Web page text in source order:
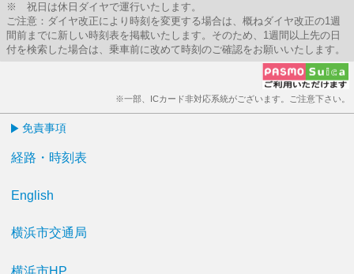
※ 祝日は休日ダイヤで運行いたします。
ご注意：ダイヤ改正により時刻を変更する場合は、概ねダイヤ改正の1週
間前までに新しい時刻表を掲載いたします。そのため、1週間以上先の日
付を検索した場合は、乗車前に改めて時刻のご確認をお願いいたします。
※一部、ICカード非対応系統がございます。ご注意下さい。
免責事項
経路・時刻表
English
横浜市交通局
横浜市HP